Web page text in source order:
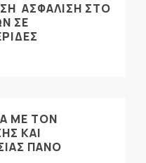
ΑΣΦΑΛΙΣΗ ΣΤΟ
ΣΕ
ΜΕ ΤΟΝ
ΚΑΙ
ΠΑΝΟ